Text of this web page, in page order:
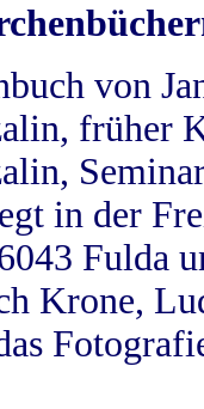
von
früher
in der
Fulda
Krone,